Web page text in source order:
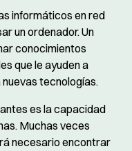
informáticos en red
un ordenador. Un
conocimientos
que le ayuden a
tecnologías.
es la capacidad
Muchas veces
necesario encontrar